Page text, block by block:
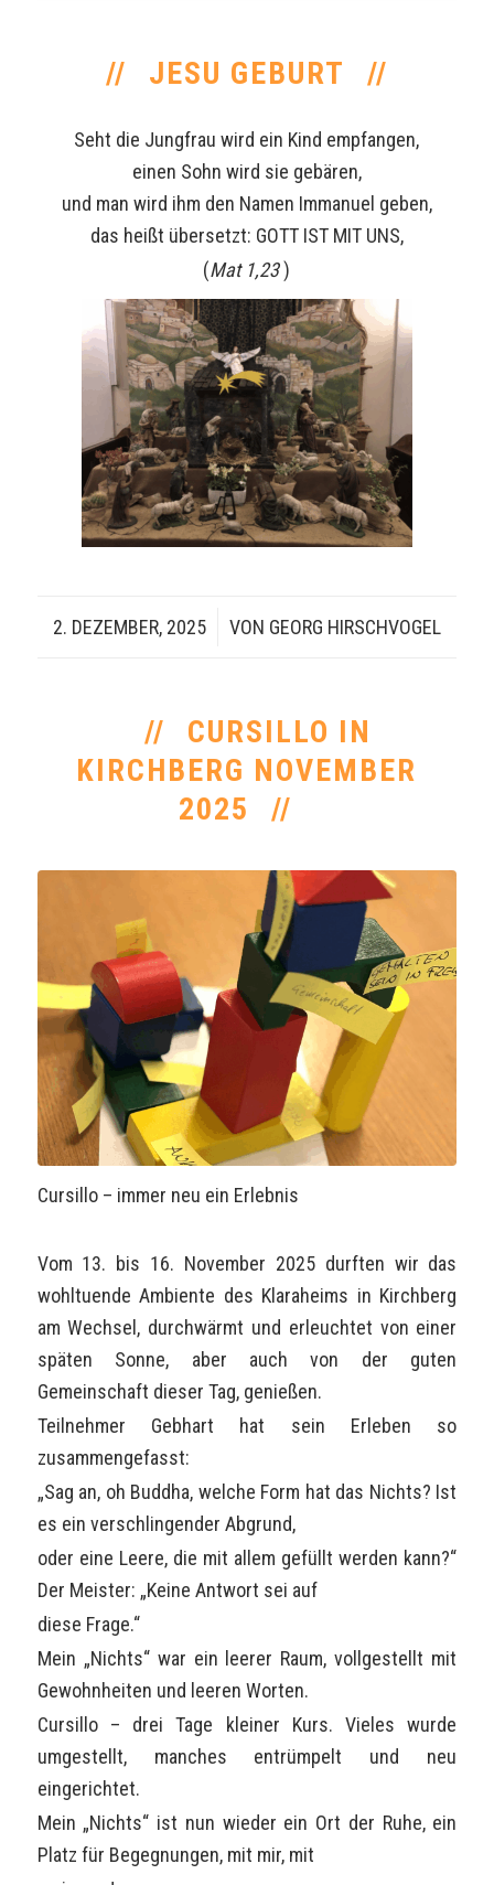
JESU GEBURT
Seht die Jungfrau wird ein Kind empfangen,
einen Sohn wird sie gebären,
und man wird ihm den Namen Immanuel geben,
das heißt übersetzt: GOTT IST MIT UNS,
(Mat 1,23)
2. DEZEMBER, 2025
/ VON GEORG HIRSCHVOGEL
CURSILLO IN
KIRCHBERG NOVEMBER
2025
Cursillo – immer neu ein Erlebnis
Vom 13. bis 16. November 2025 durften wir das
wohltuende Ambiente des Klaraheims in Kirchberg
am Wechsel, durchwärmt und erleuchtet von einer
späten Sonne, aber auch von der guten
Gemeinschaft dieser Tag, genießen.
Teilnehmer Gebhart hat sein Erleben so
zusammengefasst:
„Sag an, oh Buddha, welche Form hat das Nichts? Ist
es ein verschlingender Abgrund,
oder eine Leere, die mit allem gefüllt werden kann?“
Der Meister: „Keine Antwort sei auf
diese Frage.“
Mein „Nichts“ war ein leerer Raum, vollgestellt mit
Gewohnheiten und leeren Worten.
Cursillo – drei Tage kleiner Kurs. Vieles wurde
umgestellt, manches entrümpelt und neu
eingerichtet.
Mein „Nichts“ ist nun wieder ein Ort der Ruhe, ein
Platz für Begegnungen, mit mir, mit